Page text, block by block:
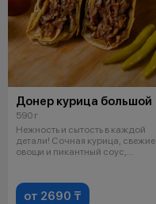
Донер курица большой
590 г
Нежность и сытость в каждой
детали! Сочная курица, свежие
овощи и пикантный соус,
от 2690 ₸